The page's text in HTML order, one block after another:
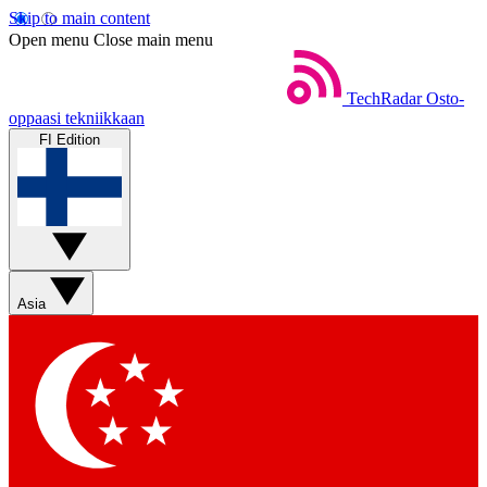
Skip to main content
Open menu Close main menu
TechRadar Osto-
oppaasi tekniikkaan
FI Edition
Asia